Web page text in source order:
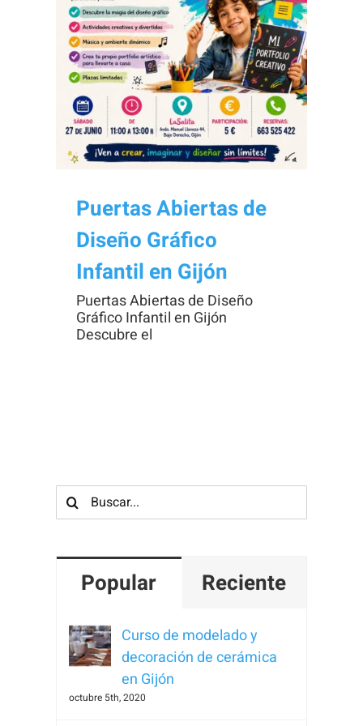
Puertas Abiertas de
Diseño Gráfico
Infantil en Gijón
Puertas Abiertas de Diseño
Gráfico Infantil en Gijón
Descubre el
Buscar:
Popular Reciente
Curso de modelado y
decoración de cerámica
en Gijón
octubre 5th, 2020
Necesarias
Estas
cookies no
son
Son
necesarias
para que
funcione la
de la web, en
se usa la
Para que
nuestra web